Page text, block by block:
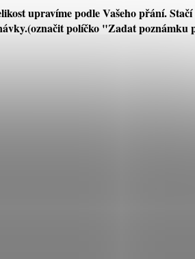
upravíme podle Vašeho přání. Stačí
políčko "Zadat